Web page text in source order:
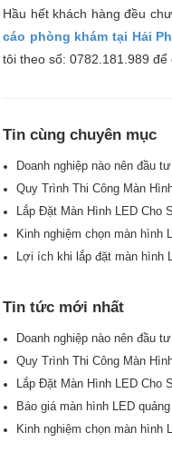
Hầu hết khách hàng đều
cáo phòng khám tại Hải
tôi theo số: 0782.181.989 để
Tin cùng chuyên mục
Doanh nghiệp nào nên đầu
Quy Trình Thi Công Màn
Lắp Đặt Màn Hình LED Cho
Kinh nghiệm chọn màn hình
Lợi ích khi lắp đặt màn hình
Tin tức mới nhất
Doanh nghiệp nào nên đầu
Quy Trình Thi Công Màn
Lắp Đặt Màn Hình LED Cho
Báo giá màn hình LED
Kinh nghiệm chọn màn hình